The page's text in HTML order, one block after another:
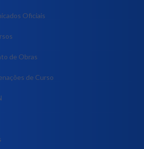
Oficiais
de Obras
de Curso